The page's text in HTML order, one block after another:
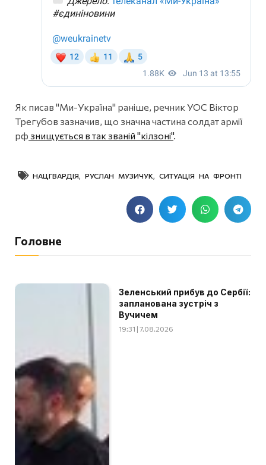
Як писав "Ми-Україна" раніше, речник УОС Віктор
Трегубов зазначив, що значна частина солдат армії
рф знищується в так званій "кілзоні".
НАЦГВАРДІЯ РУСЛАН МУЗИЧУК СИТУАЦІЯ НА ФРОНТІ
Головне
Зеленський прибув до Сербії:
запланована зустріч з
Вучичем
19:31 | 7.08.2026